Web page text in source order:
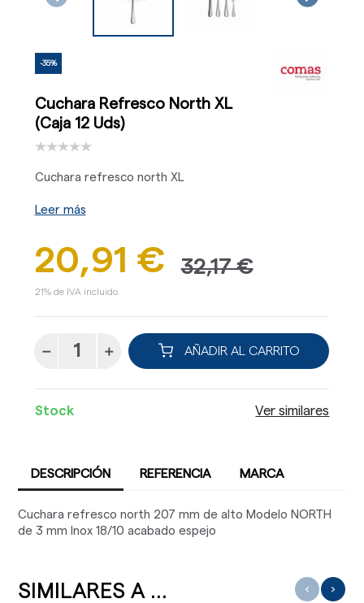
-35%
Cuchara Refresco North XL
(Caja 12 Uds)
Cuchara refresco north XL
Leer más
20,91 € 32,17 €
21% de IVA incluido.
AÑADIR AL CARRITO
Stock Ver similares
DESCRIPCIÓN REFERENCIA MARCA
Cuchara refresco north 207 mm de alto Modelo NORTH
de 3 mm Inox 18/10 acabado espejo
SIMILARES A ... ‹ ›